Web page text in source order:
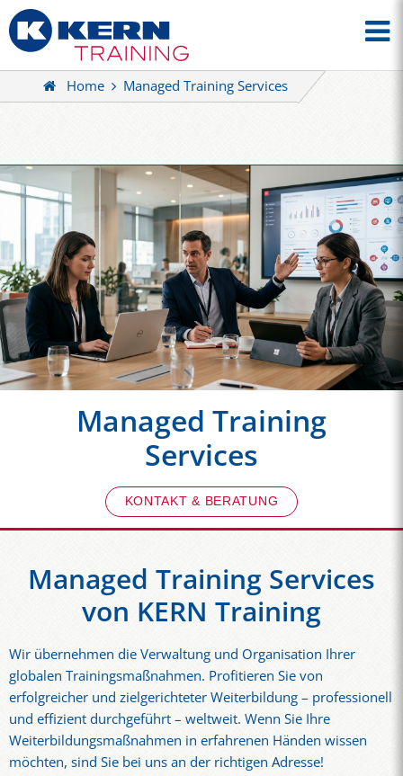
Home Managed Training Services
Managed Training
Services
KONTAKT & BERATUNG
Managed Training Services
von KERN Training
Wir übernehmen die Verwaltung und Organisation Ihrer
globalen Trainingsmaßnahmen. Profitieren Sie von
erfolgreicher und zielgerichteter Weiterbildung – professionell
und effizient durchgeführt – weltweit. Wenn Sie Ihre
Weiterbildungsmaßnahmen in erfahrenen Händen wissen
möchten, sind Sie bei uns an der richtigen Adresse!